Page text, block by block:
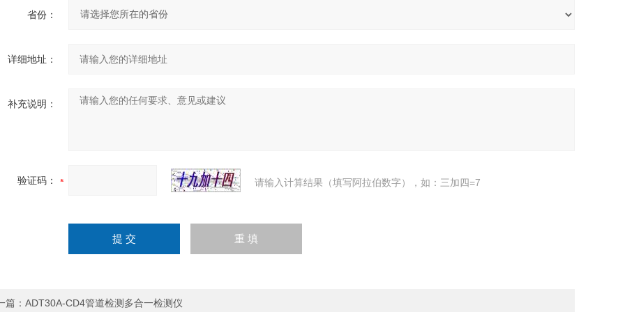
省份：
详细地址：
补充说明：
验证码： 请输入计算结果（填写阿拉伯数字），如：三加四=7
篇： ADT30A-CD4管道检测多合一检测仪